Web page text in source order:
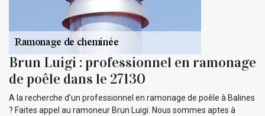
Brun Luigi : professionnel en ramonage
de poêle dans le 27130
A la recherche d’un professionnel en ramonage de poêle à Balines
? Faites appel au ramoneur Brun Luigi. Nous sommes aptes à